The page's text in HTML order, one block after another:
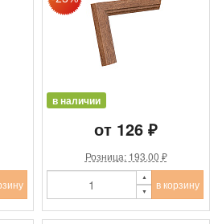
в наличии
от 126 ₽
Розница: 193.00 ₽
в корзину